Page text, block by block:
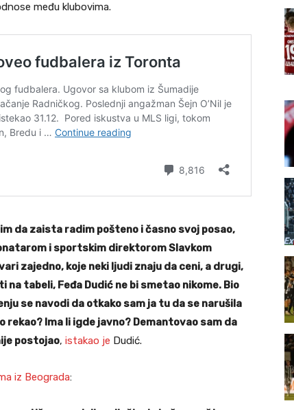
među klubovima.
da zaista radim pošteno i časno svoj posao,
i sportskim direktorom Slavkom
zajedno, koje neki ljudi znaju da ceni, a drugi,
tabeli, Feđa Dudić ne bi smetao nikome. Bio
se navodi da otkako sam ja tu da se narušila
Ima li igde javno? Demantovao sam da
postojao, istakao je Dudić.
iz Beograda: